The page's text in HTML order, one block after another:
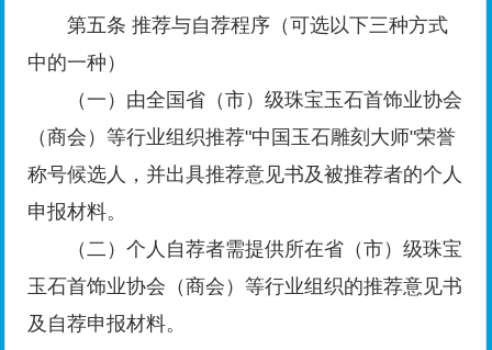
第五条 推荐与自荐程序（可选以下三种方式
中的一种）
（一）由全国省（市）级珠宝玉石首饰业协会
（商会）等行业组织推荐"中国玉石雕刻大师"荣誉
称号候选人，并出具推荐意见书及被推荐者的个人
申报材料。
（二）个人自荐者需提供所在省（市）级珠宝
玉石首饰业协会（商会）等行业组织的推荐意见书
及自荐申报材料。